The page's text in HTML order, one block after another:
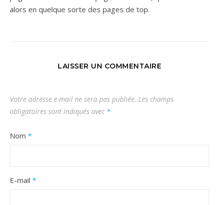
alors en quelque sorte des pages de top.
LAISSER UN COMMENTAIRE
Votre adresse e-mail ne sera pas publiée. Les champs
obligatoires sont indiqués avec *
Nom *
E-mail *